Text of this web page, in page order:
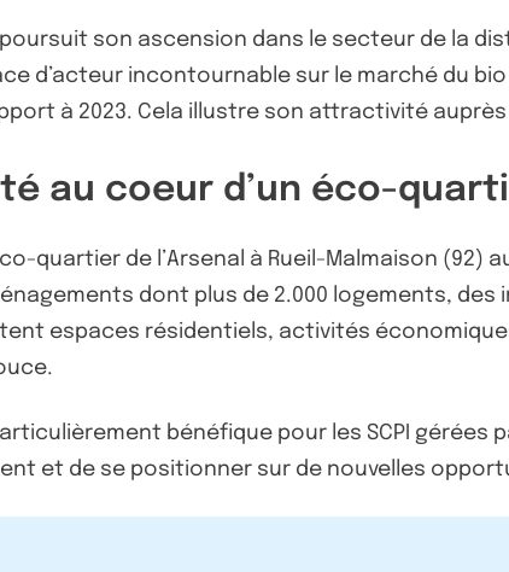
poursuit son ascension dans le secteur de la
d’acteur incontournable sur le marché du
à 2023. Cela illustre son attractivité
au coeur d’un éco-
quartier de l’Arsenal à Rueil-Malmaison
dont plus de 2.000 logements,
espaces résidentiels, activités
bénéfique pour les SCPI
et de se positionner sur de nouvelles